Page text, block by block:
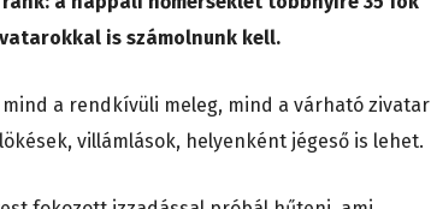
is számolnunk kell.
a rendkívüli meleg, mind a várható
villámlások, helyenként jégeső is lehet.